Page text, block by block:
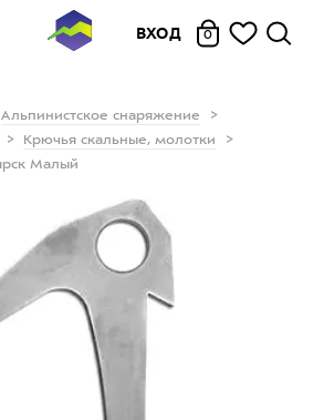
ВХОД 0
Альпинистское снаряжение
Крючья скальные, молотки
Малый